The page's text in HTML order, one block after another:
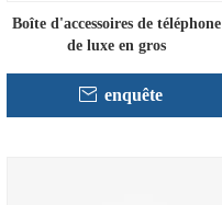
Boîte d'accessoires de téléphone
de luxe en gros
enquête